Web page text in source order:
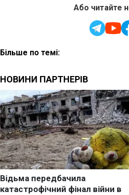
Або читайте
Більше по темі: